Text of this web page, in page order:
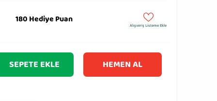
180 Hediye Puan Alışveriş Listeme Ekle
SEPETE EKLE HEMEN AL